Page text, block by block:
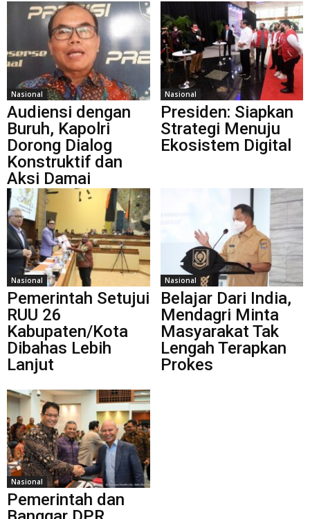
Nasional
Audiensi dengan
Buruh, Kapolri
Dorong Dialog
Konstruktif dan
Aksi Damai
Nasional
Presiden: Siapkan
Strategi Menuju
Ekosistem Digital
Nasional
Pemerintah Setujui
RUU 26
Kabupaten/Kota
Dibahas Lebih
Lanjut
Nasional
Belajar Dari India,
Mendagri Minta
Masyarakat Tak
Lengah Terapkan
Prokes
Nasional
Pemerintah dan